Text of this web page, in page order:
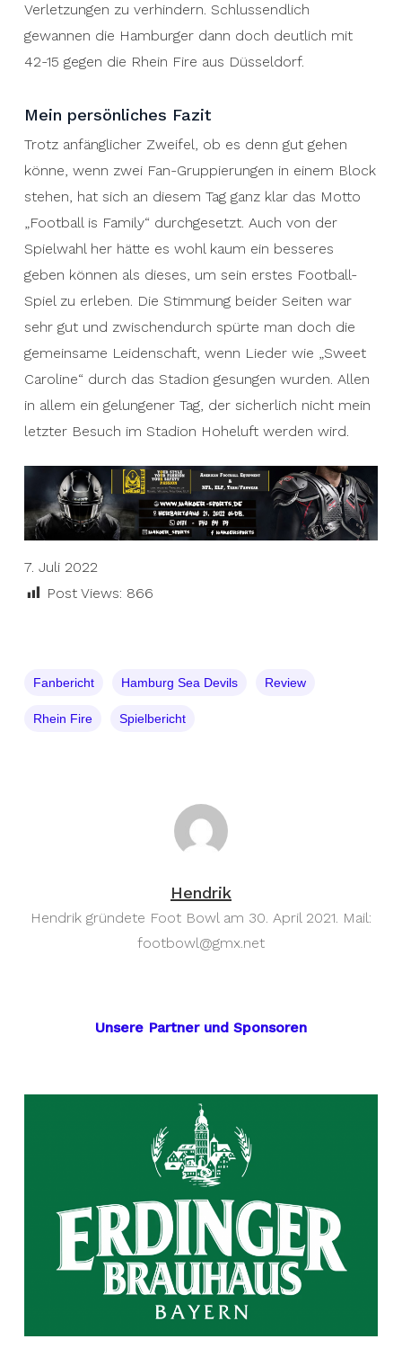
Verletzungen zu verhindern. Schlussendlich
gewannen die Hamburger dann doch deutlich mit
42-15 gegen die Rhein Fire aus Düsseldorf.
Mein persönliches Fazit
Trotz anfänglicher Zweifel, ob es denn gut gehen
könne, wenn zwei Fan-Gruppierungen in einem Block
stehen, hat sich an diesem Tag ganz klar das Motto
„Football is Family“ durchgesetzt. Auch von der
Spielwahl her hätte es wohl kaum ein besseres
geben können als dieses, um sein erstes Football-
Spiel zu erleben. Die Stimmung beider Seiten war
sehr gut und zwischendurch spürte man doch die
gemeinsame Leidenschaft, wenn Lieder wie „Sweet
Caroline“ durch das Stadion gesungen wurden. Allen
in allem ein gelungener Tag, der sicherlich nicht mein
letzter Besuch im Stadion Hoheluft werden wird.
7. Juli 2022
Post Views: 866
Fanbericht Hamburg Sea Devils Review
Rhein Fire Spielbericht
Hendrik
Hendrik gründete Foot Bowl am 30. April 2021. Mail:
footbowl@gmx.net
Unsere Partner und Sponsoren